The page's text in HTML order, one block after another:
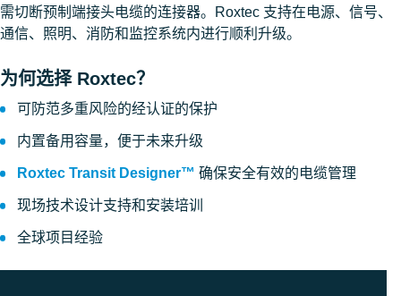
需切断预制端接头电缆的连接器。Roxtec 支持在电源、信号、
通信、照明、消防和监控系统内进行顺利升级。
为何选择 Roxtec？
可防范多重风险的经认证的保护
内置备用容量，便于未来升级
Roxtec Transit Designer™ 确保安全有效的电缆管理
现场技术设计支持和安装培训
全球项目经验